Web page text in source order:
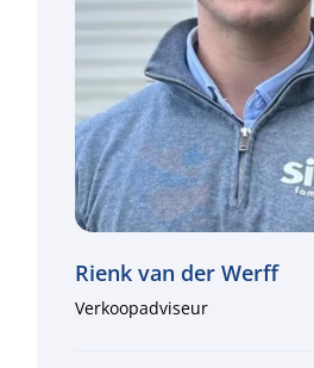
Rienk van der Werff
Verkoopadviseur